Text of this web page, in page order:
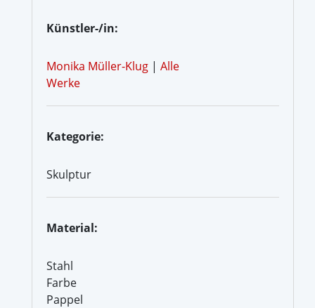
Künstler-/in:
Monika Müller-Klug | Alle
Werke
Kategorie:
Skulptur
Material:
Stahl
Farbe
Pappel